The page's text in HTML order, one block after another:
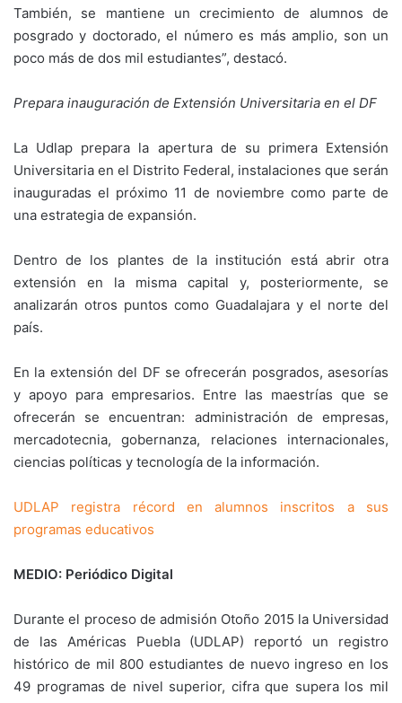
También, se mantiene un crecimiento de alumnos de
posgrado y doctorado, el número es más amplio, son un
poco más de dos mil estudiantes”, destacó.
Prepara inauguración de Extensión Universitaria en el DF
La Udlap prepara la apertura de su primera Extensión
Universitaria en el Distrito Federal, instalaciones que serán
inauguradas el próximo 11 de noviembre como parte de
una estrategia de expansión.
Dentro de los plantes de la institución está abrir otra
extensión en la misma capital y, posteriormente, se
analizarán otros puntos como Guadalajara y el norte del
país.
En la extensión del DF se ofrecerán posgrados, asesorías
y apoyo para empresarios. Entre las maestrías que se
ofrecerán se encuentran: administración de empresas,
mercadotecnia, gobernanza, relaciones internacionales,
ciencias políticas y tecnología de la información.
UDLAP registra récord en alumnos inscritos a sus
programas educativos
MEDIO: Periódico Digital
Durante el proceso de admisión Otoño 2015 la Universidad
de las Américas Puebla (UDLAP) reportó un registro
histórico de mil 800 estudiantes de nuevo ingreso en los
49 programas de nivel superior, cifra que supera los mil